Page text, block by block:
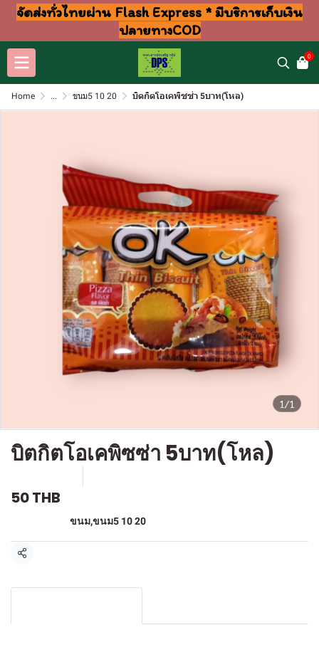
จัดส่งทั่วไทยผ่าน Flash Express * มีบริการเก็บเงิน
ปลายทางCOD
0
Home ... ขนม5 10 20 บิตกิตโอเคพิซซ่า 5บาท(โหล)
1/1
บิตกิตโอเคพิซซ่า 5บาท(โหล)
50 THB
ขนม,ขนม5 10 20
แชร์